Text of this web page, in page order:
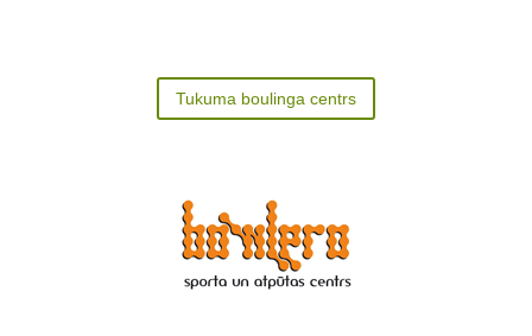
Tukuma boulinga centrs